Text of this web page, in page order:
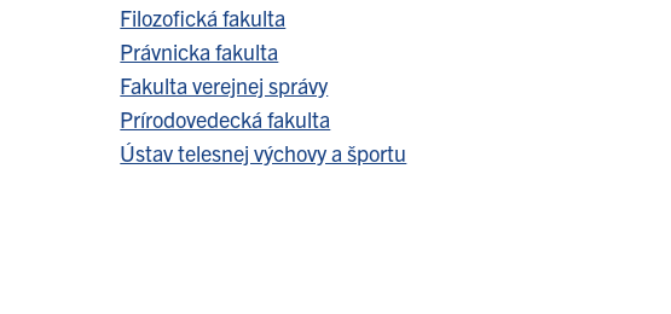
Filozofická fakulta
Právnicka fakulta
Fakulta verejnej správy
Prírodovedecká fakulta
Ústav telesnej výchovy a športu